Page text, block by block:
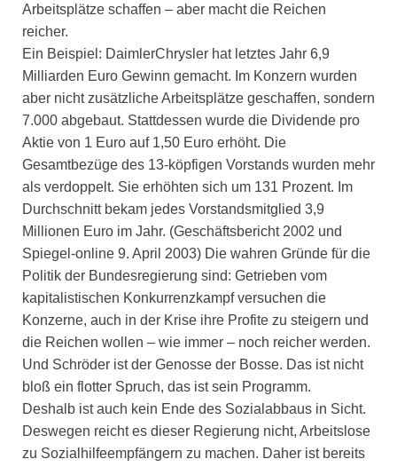
Arbeitsplätze schaffen – aber macht die Reichen
reicher.
Ein Beispiel: DaimlerChrysler hat letztes Jahr 6,9
Milliarden Euro Gewinn gemacht. Im Konzern wurden
aber nicht zusätzliche Arbeitsplätze geschaffen, sondern
7.000 abgebaut. Stattdessen wurde die Dividende pro
Aktie von 1 Euro auf 1,50 Euro erhöht. Die
Gesamtbezüge des 13-köpfigen Vorstands wurden mehr
als verdoppelt. Sie erhöhten sich um 131 Prozent. Im
Durchschnitt bekam jedes Vorstandsmitglied 3,9
Millionen Euro im Jahr. (Geschäftsbericht 2002 und
Spiegel-online 9. April 2003) Die wahren Gründe für die
Politik der Bundesregierung sind: Getrieben vom
kapitalistischen Konkurrenzkampf versuchen die
Konzerne, auch in der Krise ihre Profite zu steigern und
die Reichen wollen – wie immer – noch reicher werden.
Und Schröder ist der Genosse der Bosse. Das ist nicht
bloß ein flotter Spruch, das ist sein Programm.
Deshalb ist auch kein Ende des Sozialabbaus in Sicht.
Deswegen reicht es dieser Regierung nicht, Arbeitslose
zu Sozialhilfeempfängern zu machen. Daher ist bereits